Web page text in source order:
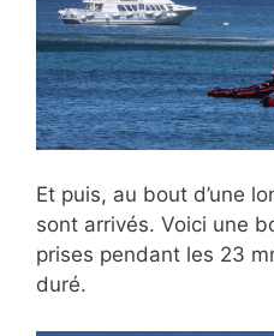
Et puis, au bout d’une
sont arrivés. Voici une
prises pendant les 23
duré.